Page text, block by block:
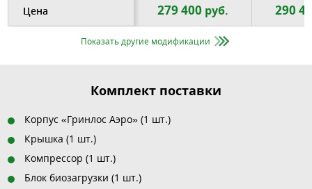
Цена 279 400 руб. 290
Показать другие модификации
Комплект поставки
Корпус «Гринлос Аэро» (1 шт.)
Крышка (1 шт.)
Компрессор (1 шт.)
Блок биозагрузки (1 шт.)